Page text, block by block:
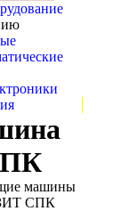
машины
СПК